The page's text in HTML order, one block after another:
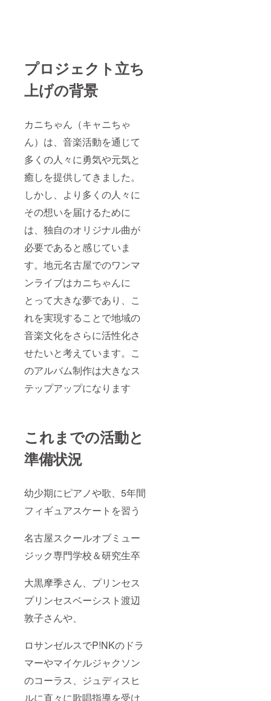
プロジェクト立ち
上げの背景
カニちゃん（キャニちゃ
ん）は、音楽活動を通じて
多くの人々に勇気や元気と
癒しを提供してきました。
しかし、より多くの人々に
その想いを届けるために
は、独自のオリジナル曲が
必要であると感じていま
す。地元名古屋でのワンマ
ンライブはカニちゃんに
とって大きな夢であり、こ
れを実現することで地域の
音楽文化をさらに活性化さ
せたいと考えています。こ
のアルバム制作は大きなス
テップアップになります
これまでの活動と
準備状況
幼少期にピアノや歌、5年間
フィギュアスケートを習う
名古屋スクールオブミュー
ジック専門学校＆研究生卒
大黒摩季さん、プリンセス
プリンセスベーシスト渡辺
敦子さんや、
ロサンゼルスでP!NKのドラ
マーやマイケルジャクソン
のコーラス、ジュディスヒ
ルに直々に歌唱指導を受け